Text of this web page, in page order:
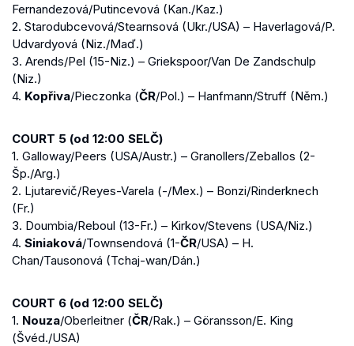
Fernandezová/Putincevová (Kan./Kaz.)
2. Starodubcevová/Stearnsová (Ukr./USA) – Haverlagová/P.
Udvardyová (Niz./Maď.)
3. Arends/Pel (15-Niz.) – Griekspoor/Van De Zandschulp
(Niz.)
4. Kopřiva/Pieczonka (ČR/Pol.) – Hanfmann/Struff (Něm.)
COURT 5 (od 12:00 SELČ)
1. Galloway/Peers (USA/Austr.) – Granollers/Zeballos (2-
Šp./Arg.)
2. Ljutarevič/Reyes-Varela (-/Mex.) – Bonzi/Rinderknech
(Fr.)
3. Doumbia/Reboul (13-Fr.) – Kirkov/Stevens (USA/Niz.)
4. Siniaková/Townsendová (1-ČR/USA) – H.
Chan/Tausonová (Tchaj-wan/Dán.)
COURT 6 (od 12:00 SELČ)
1. Nouza/Oberleitner (ČR/Rak.) – Göransson/E. King
(Švéd./USA)